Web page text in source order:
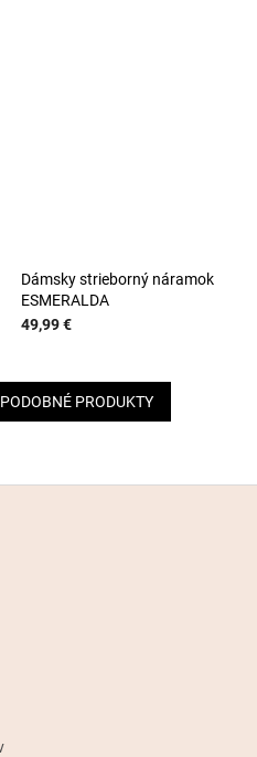
Dámsky strieborný náramok
ESMERALDA
49,99 €
PRODUKTY